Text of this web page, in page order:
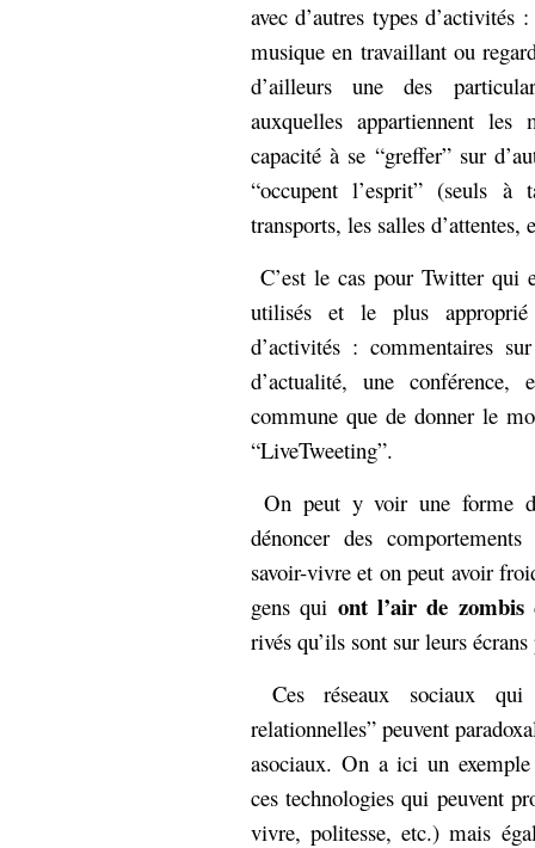
avec d’autres types
musique en travaillant ou
d’ailleurs une des
auxquelles appartiennent les
capacité à se “greffer” sur
“occupent l’esprit” (seuls
transports, les salles d’attentes,
C’est le cas pour Twitter qui
utilisés et le plus approprié
d’activités : commentaires
d’actualité, une conférence,
commune que de donner le
“LiveTweeting”.
On peut y voir une forme
dénoncer des
savoir-vivre et on peut avoir
gens qui ont l’air de zombis
rivés qu’ils sont sur leurs
Ces réseaux sociaux qui
relationnelles” peuvent
asociaux. On a ici un
ces technologies qui peuvent
vivre, politesse, etc.) mais